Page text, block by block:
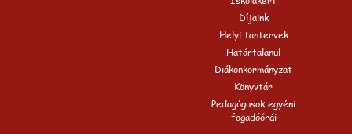
Díjaink
Helyi tantervek
Határtalanul
Diákönkormányzat
Könyvtár
Pedagógusok egyéni
fogadóórái